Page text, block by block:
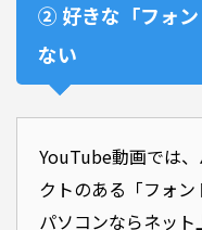
② 好きな「フォ
ない
YouTube動画では
クトのある「フォン
パソコンならネッ